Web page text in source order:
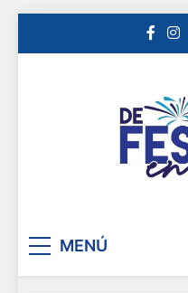
De
MENÚ